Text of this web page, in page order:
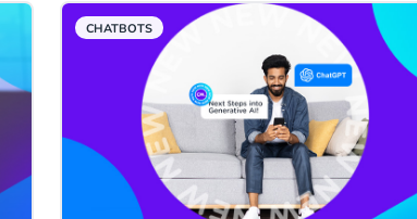
categorizzare e rispondere più
rapidamente alle domande dei
clienti. Essa verrà oltretutto
continuamente alimentata con dati
per migliorare l'intero customer
journey. Leggi questo post per
saperne di più sull'AI generativa per
il servizio clienti.
CHATBOTS